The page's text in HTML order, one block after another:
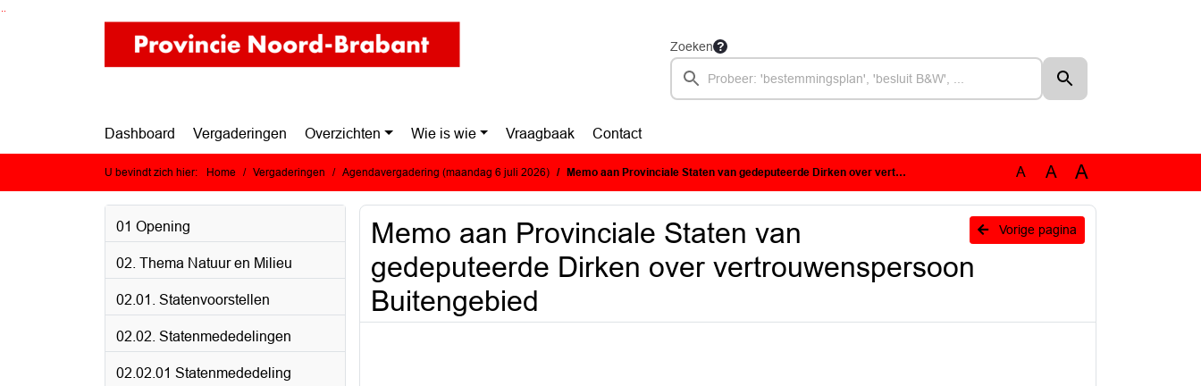
Ga naar de inhoud van deze pagina
Ga naar het zoeken
Ga naar het menu
Zoeken
Dashboard Vergaderingen Overzichten Wie is wie Vraagbaak Contact
U bevindt zich hier: Home Vergaderingen Agendavergadering (maandag 6 juli 2026) Memo aan Provinciale Staten van gedeputeerde Dirken over vertrouwenspersoon Buitengebied A A A
01 Opening
02. Thema Natuur en Milieu
02.01. Statenvoorstellen
02.02. Statenmededelingen
02.02.01 Statenmededeling
Vorige pagina
Memo aan Provinciale Staten van
gedeputeerde Dirken over vertrouwenspersoon
Buitengebied